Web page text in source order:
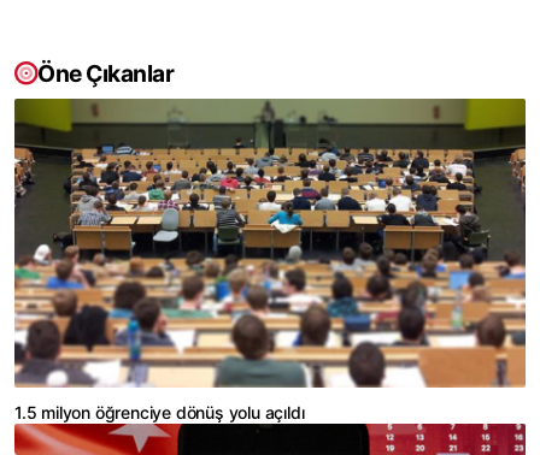
Öne Çıkanlar
1.5 milyon öğrenciye dönüş yolu açıldı